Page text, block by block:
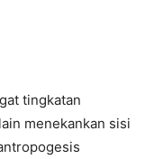
tingkatan
menekankan sisi